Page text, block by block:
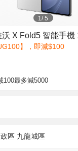
1/5
沃 X Fold5 智能手機
】，即減$100
100最多減5000
區 九龍城區